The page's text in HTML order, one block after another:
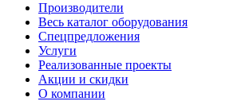
Производители
Весь каталог оборудования
Спецпредложения
Услуги
Реализованные проекты
Акции и скидки
О компании